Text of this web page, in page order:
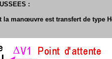
:
la manœuvre est transfert de type